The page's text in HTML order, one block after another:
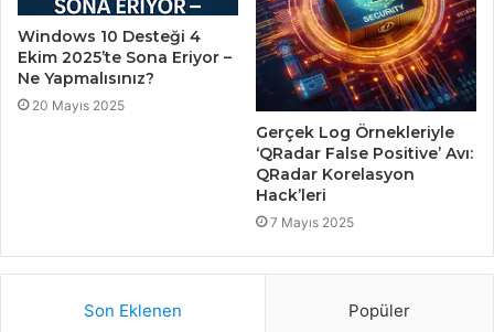
Windows 10 Desteği 4
Ekim 2025’te Sona Eriyor –
Ne Yapmalısınız?
20 Mayıs 2025
Gerçek Log Örnekleriyle
‘QRadar False Positive’ Avı:
QRadar Korelasyon
Hack’leri
7 Mayıs 2025
Son Eklenen Popüler